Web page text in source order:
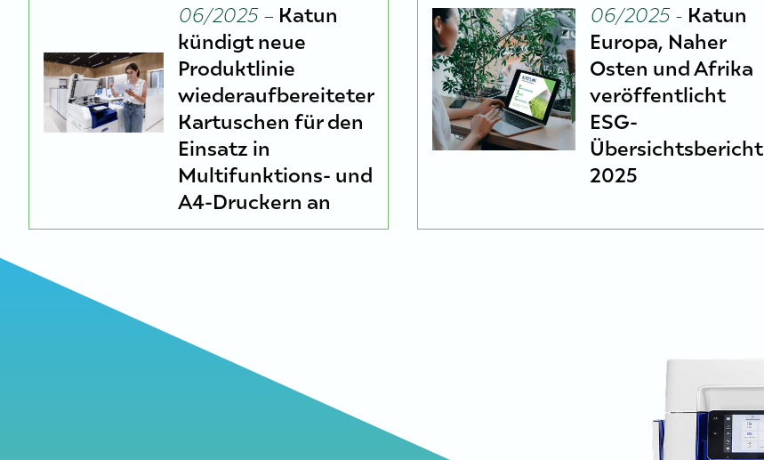
06/2025 – Katun
kündigt neue
Produktlinie
wiederaufbereiteter
Kartuschen für den
Einsatz in
Multifunktions- und
A4-Druckern an
06/2025 - Katun
Europa, Naher
Osten und Afrika
veröffentlicht
ESG-
Übersichtsbericht
2025